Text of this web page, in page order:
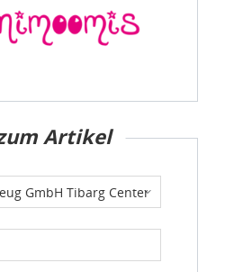
Artikel